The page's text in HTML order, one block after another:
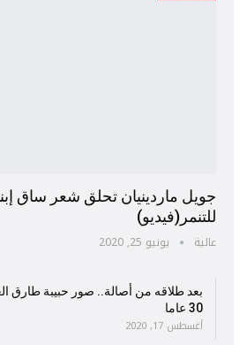
جويل ماردينيان تحلق شعر ساق
للتنمر(فيديو)
عالية يونيو 25, 2020
بعد طلاقه من أصالة.. صور حبيبة طارق
30 عاما
أغسطس 17, 2020